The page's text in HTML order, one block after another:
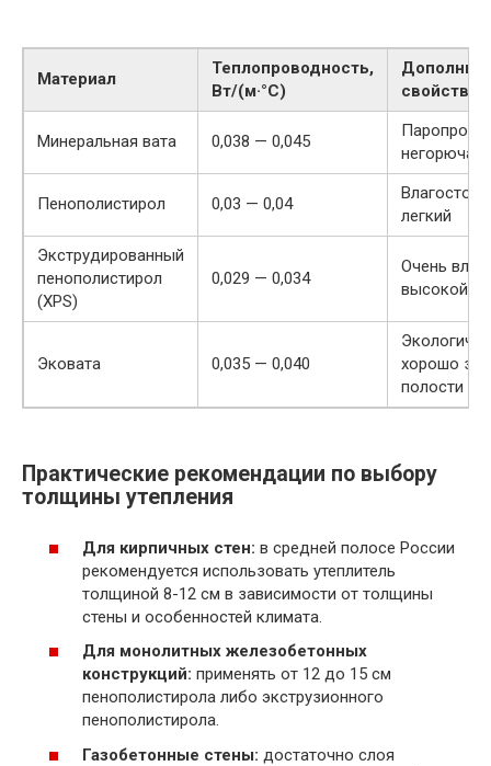
Материал
Теплопроводность,
Вт/(м·°C)
свойства
Минеральная вата 0,038 — 0,045
негорючая
Пенополистирол 0,03 — 0,04
легкий
Экструдированный
пенополистирол
(XPS)
0,029 — 0,034
Очень
высокой
Эковата 0,035 — 0,040
хорошо
полости
Практические рекомендации по выбору
толщины утепления
Для кирпичных стен: в средней полосе России
рекомендуется использовать утеплитель
толщиной 8-12 см в зависимости от толщины
стены и особенностей климата.
Для монолитных железобетонных
конструкций: применять от 12 до 15 см
пенополистирола либо экструзионного
пенополистирола.
Газобетонные стены: достаточно слоя